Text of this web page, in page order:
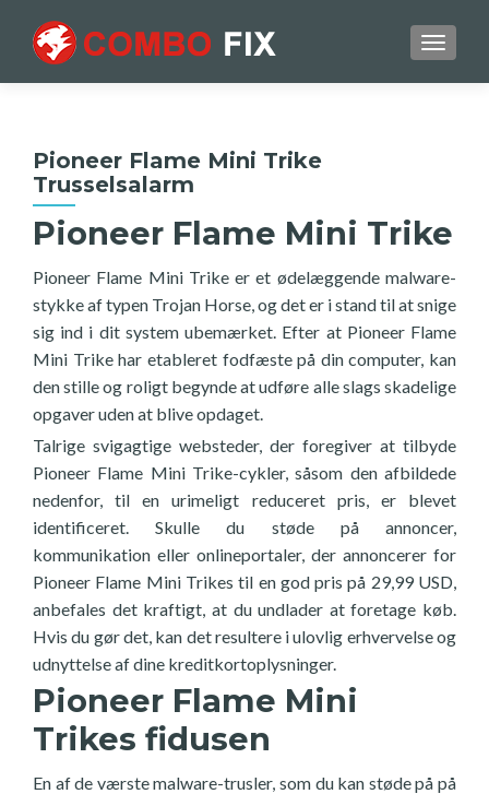
Pioneer Flame Mini Trike
Trusselsalarm
Pioneer Flame Mini Trike
Pioneer Flame Mini Trike er et ødelæggende malware-
stykke af typen Trojan Horse, og det er i stand til at snige
sig ind i dit system ubemærket. Efter at Pioneer Flame
Mini Trike har etableret fodfæste på din computer, kan
den stille og roligt begynde at udføre alle slags skadelige
opgaver uden at blive opdaget.
Talrige svigagtige websteder, der foregiver at tilbyde
Pioneer Flame Mini Trike-cykler, såsom den afbildede
nedenfor, til en urimeligt reduceret pris, er blevet
identificeret. Skulle du støde på annoncer,
kommunikation eller onlineportaler, der annoncerer for
Pioneer Flame Mini Trikes til en god pris på 29,99 USD,
anbefales det kraftigt, at du undlader at foretage køb.
Hvis du gør det, kan det resultere i ulovlig erhvervelse og
udnyttelse af dine kreditkortoplysninger.
Pioneer Flame Mini
Trikes fidusen
En af de værste malware-trusler, som du kan støde på på